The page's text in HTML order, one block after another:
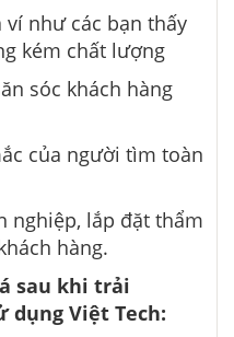
ví như các bạn thấy
kém chất lượng
sóc khách hàng
của người tìm toàn
nghiệp, lắp đặt thẩm
hàng.
sau khi trải
dụng Việt Tech: